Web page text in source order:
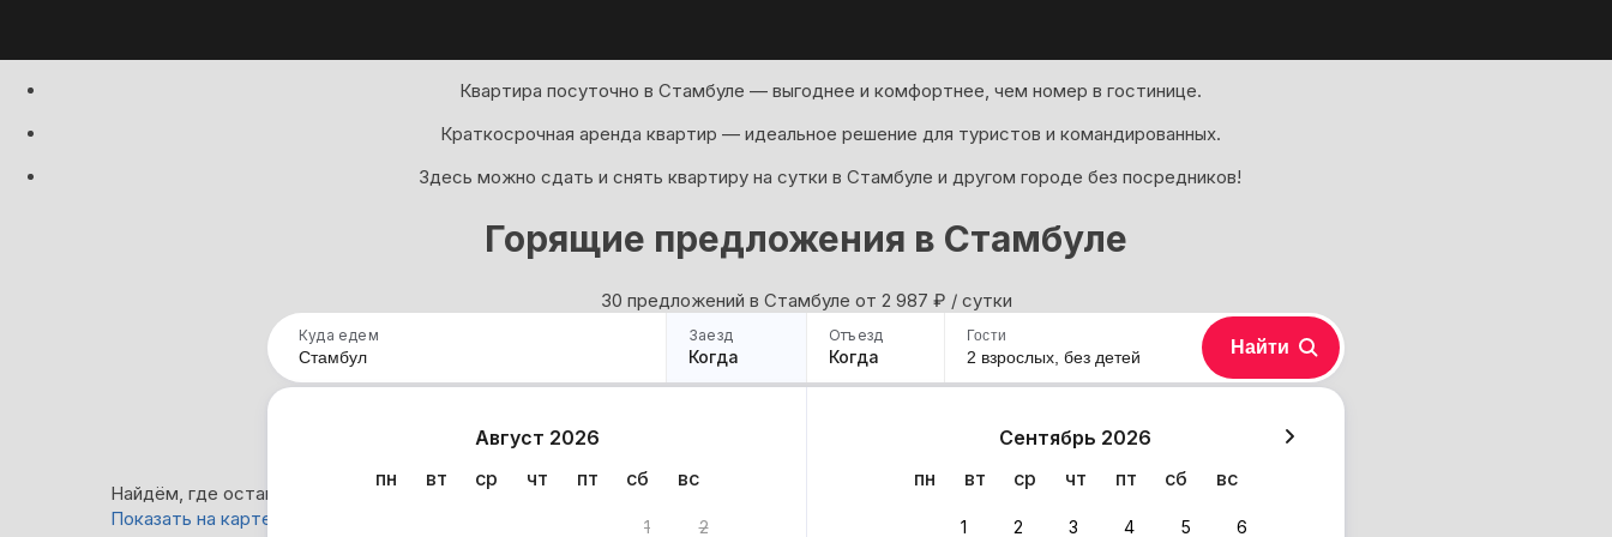
Квартира посуточно в Стамбуле — выгоднее и комфортнее, чем номер в гостинице.
Краткосрочная аренда квартир — идеальное решение для туристов и командированных.
Здесь можно сдать и снять квартиру на сутки в Стамбуле и другом городе без посредников!
Горящие предложения в Стамбуле
30 предложений в Стамбуле oт 2 987 ₽ / сутки
Куда едем Заезд
Когда
Отъезд
Когда
Август 2026
пн
вт ср чт пт сб вс
1 2
Сентябрь 2026
пн
вт ср чт пт сб вс
1 2 3 4 5 6
Гости
2 взрослых, без детей Найти
Найдём, где остановиться в Стамбуле: 30 вариантов
Показать на карте